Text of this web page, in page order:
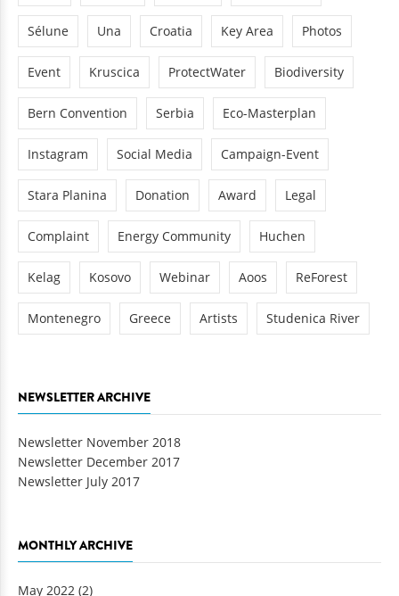
Sélune Una Croatia Key Area Photos
Event Kruscica ProtectWater Biodiversity
Bern Convention Serbia Eco-Masterplan
Instagram Social Media Campaign-Event
Stara Planina Donation Award Legal
Complaint Energy Community Huchen
Kelag Kosovo Webinar Aoos ReForest
Montenegro Greece Artists Studenica River
NEWSLETTER ARCHIVE
Newsletter November 2018
Newsletter December 2017
Newsletter July 2017
MONTHLY ARCHIVE
May 2022 (2)